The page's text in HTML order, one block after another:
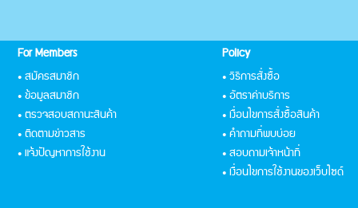
For Members
Policy
• สมัครสมาชิก
• ข้อมูลสมาชิก
• ตรวจสอบสถานะสินค้า
• ติดตามข่าวสาร
• แจ้งปัญหาการใช้งาน
• วิธีการสั่งซื้อ
• อัตราค่าบริการ
• เงื่อนไขการสั่งซื้อสินค้า
• คำถามที่พบบ่อย
• สอบถามเจ้าหน้าที่
• เงื่อนไขการใช้งานของเว็บไซด์